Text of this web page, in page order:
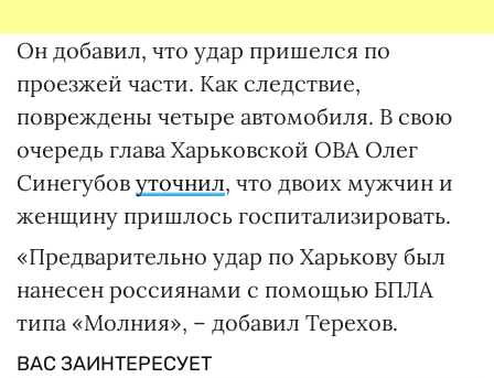
Он добавил, что удар пришелся по
проезжей части. Как следствие,
повреждены четыре автомобиля. В свою
очередь глава Харьковской ОВА Олег
Синегубов уточнил, что двоих мужчин и
женщину пришлось госпитализировать.
«Предварительно удар по Харькову был
нанесен россиянами с помощью БПЛА
типа «Молния», – добавил Терехов.
ВАС ЗАИНТЕРЕСУЕТ